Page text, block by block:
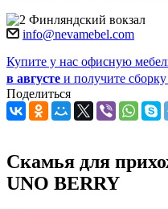
Финляндский вокзал
info@nevamebel.com
Купите у нас офисную
в августе и получите сборку
Поделиться
Скамья для
UNO BERRY